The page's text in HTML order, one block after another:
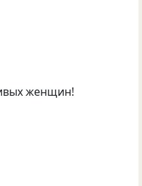
женщин!